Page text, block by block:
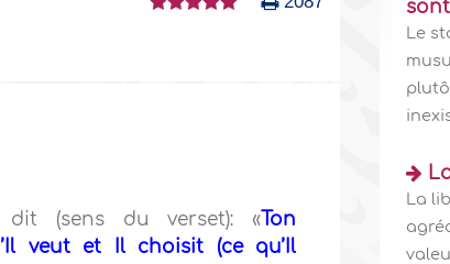
dit (sens du verset): « Ton
veut et Il choisit (ce qu’Il
Le
La